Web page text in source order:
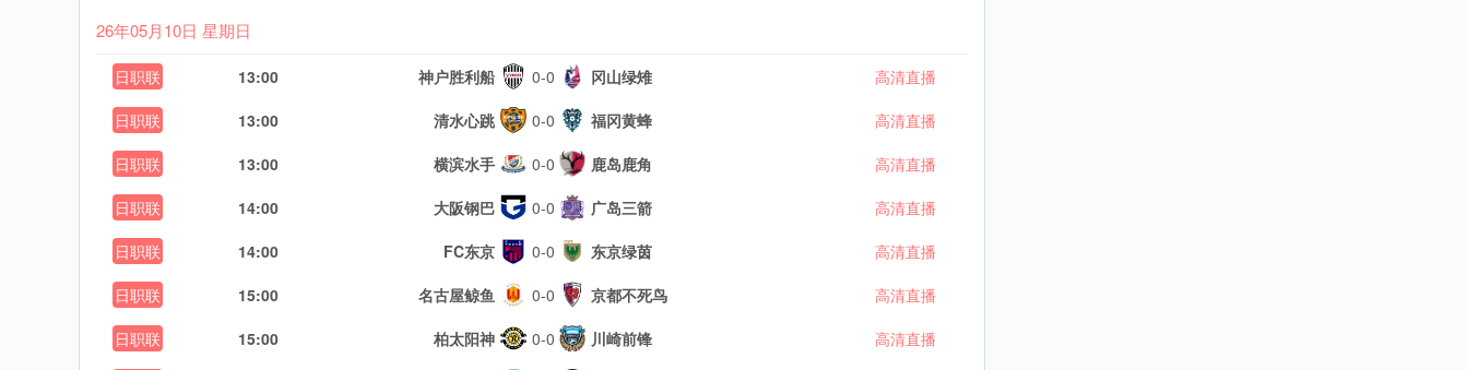
26年05月10日 星期日
日职联 13:00 神户胜利船 0-0 冈山绿雉
高清直播
日职联
13:00 清水心跳 0-0 福冈黄蜂
高清直播
日职联
13:00 横滨水手 0-0 鹿岛鹿角
高清直播
日职联
14:00 大阪钢巴 0-0 广岛三箭
高清直播
日职联
14:00 FC东京 0-0 东京绿茵
高清直播
日职联
15:00 名古屋鲸鱼 0-0 京都不死鸟
高清直播
日职联
15:00 柏太阳神 0-0 川崎前锋
高清直播